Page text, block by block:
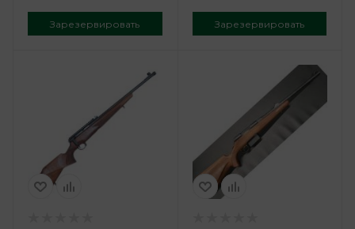
Зарезервировать Зарезервировать